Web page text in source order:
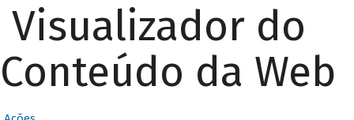
Visualizador do
Conteúdo da Web